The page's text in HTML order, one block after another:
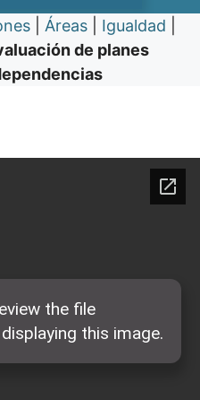
Áreas Igualdad
de planes